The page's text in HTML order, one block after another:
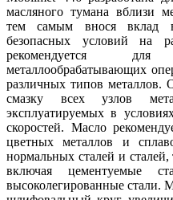
масляного тумана вблизи
тем самым внося вклад
безопасных условий на
рекомендуется
металлообрабатывающих
различных типов металлов.
смазку всех узлов
эксплуатируемых в
скоростей. Масло
цветных металлов и
нормальных сталей и
включая цементуемые
высоколегированные стали.